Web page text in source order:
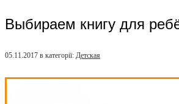
Выбираем книгу для
05.11.2017 в категорії: Детская